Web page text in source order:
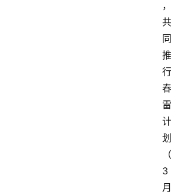
，
共
同
推
行
春
雷
计
划
（
3
月